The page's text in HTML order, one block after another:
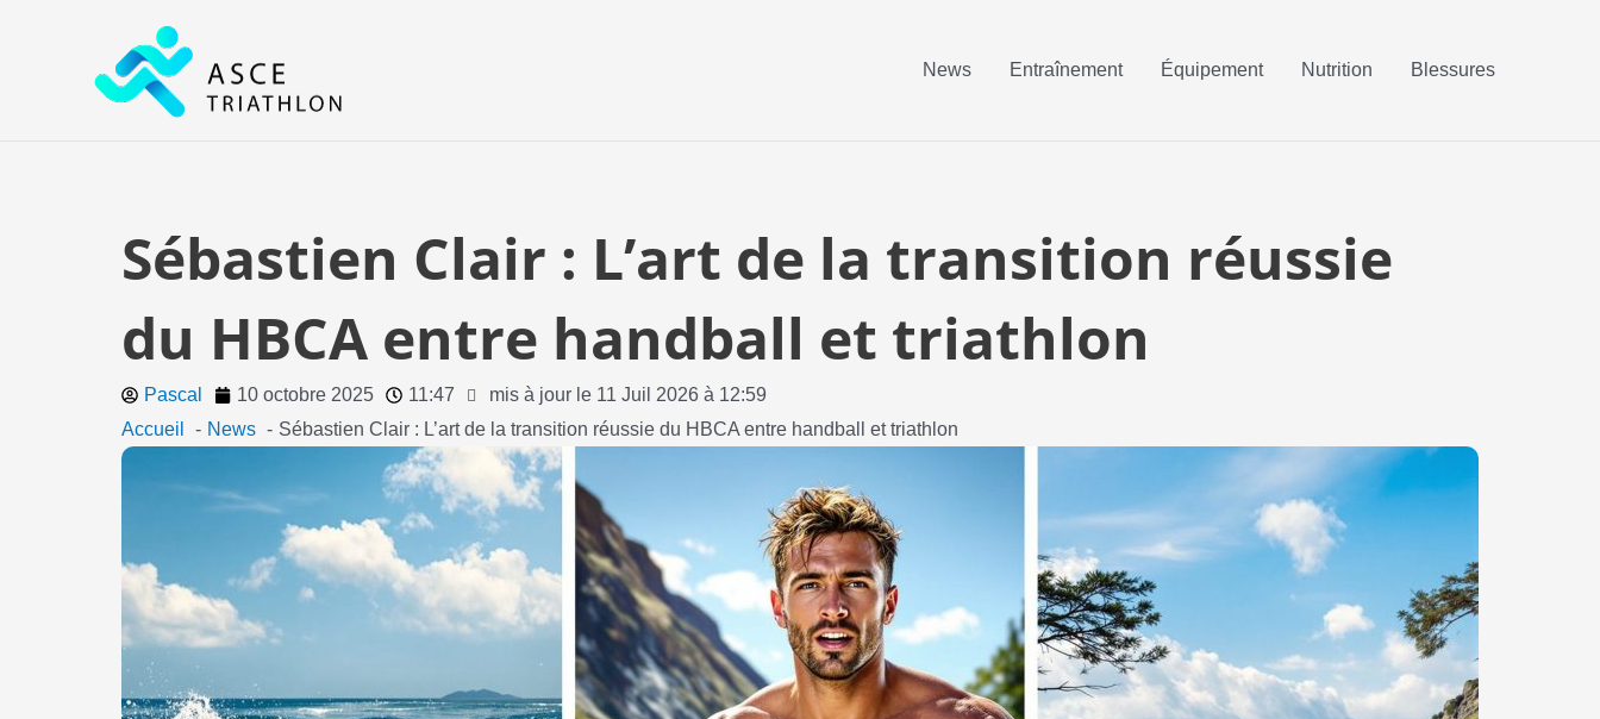
News Entraînement Équipement Nutrition Blessures
Sébastien Clair : L’art de la transition réussie
du HBCA entre handball et triathlon
Pascal 10 octobre 2025 11:47
mis à jour le 11 Juil 2026 à 12:59
Accueil
News Sébastien Clair : L’art de la transition réussie du HBCA entre handball et triathlon